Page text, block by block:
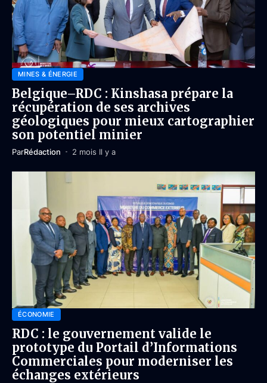
MINES & ÉNERGIE
Belgique–RDC : Kinshasa prépare la
récupération de ses archives
géologiques pour mieux cartographier
son potentiel minier
ParRédaction 2 mois Il y a
ÉCONOMIE
RDC : le gouvernement valide le
prototype du Portail d’Informations
Commerciales pour moderniser les
échanges extérieurs